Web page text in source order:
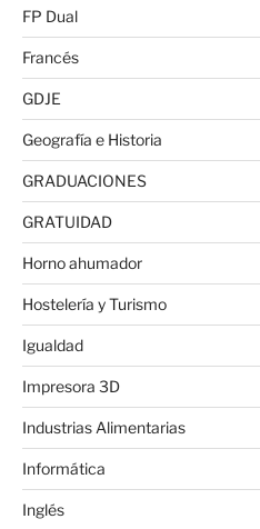
FP Dual
Francés
GDJE
Geografía e Historia
GRADUACIONES
GRATUIDAD
Horno ahumador
Hostelería y Turismo
Igualdad
Impresora 3D
Industrias Alimentarias
Informática
Inglés